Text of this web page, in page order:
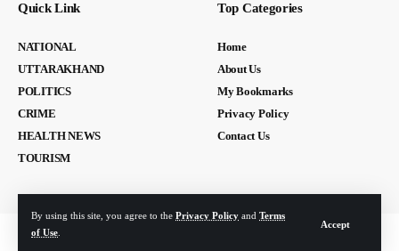
By using this site, you agree to the Privacy Policy and Terms
of Use
Accept
Quick Link
NATIONAL
UTTARAKHAND
POLITICS
CRIME
HEALTH NEWS
TOURISM
Top Categories
Home
About Us
My Bookmarks
Privacy Policy
Contact Us